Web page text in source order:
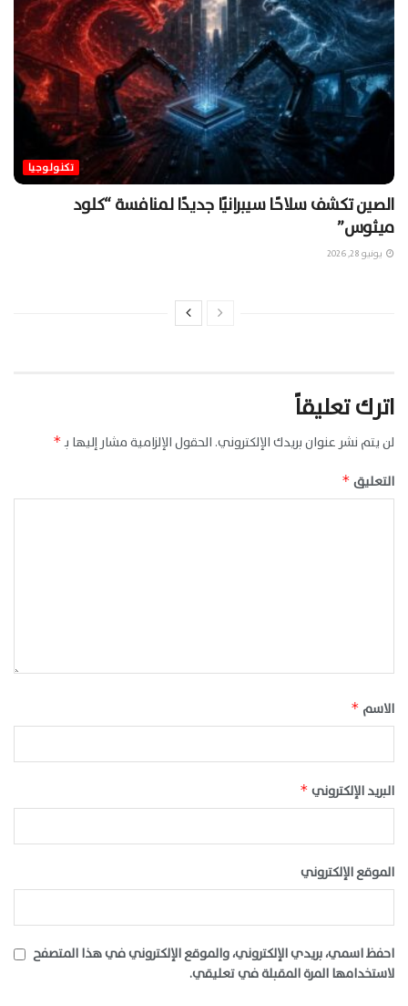
تكنولوجيا
الصين تكشف سلاحًا سيبرانيًا جديدًا لمنافسة “كلود
ميثوس”
يونيو 28, 2026
اترك تعليقاً
لن يتم نشر عنوان بريدك الإلكتروني. الحقول الإلزامية مشار إليها بـ*
التعليق *
الاسم *
البريد الإلكتروني *
الموقع الإلكتروني
احفظ اسمي، بريدي الإلكتروني، والموقع الإلكتروني في هذا المتصفح
لاستخدامها المرة المقبلة في تعليقي.